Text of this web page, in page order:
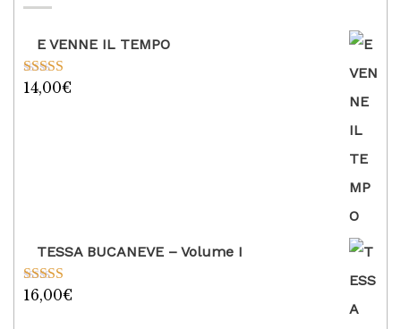
E VENNE IL TEMPO
Valutato
14,00€
TESSA BUCANEVE – Volume I
Valutato
16,00€